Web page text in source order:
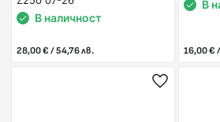
В наличност
28,00 € / 54,76 лв.
В
16,00 €